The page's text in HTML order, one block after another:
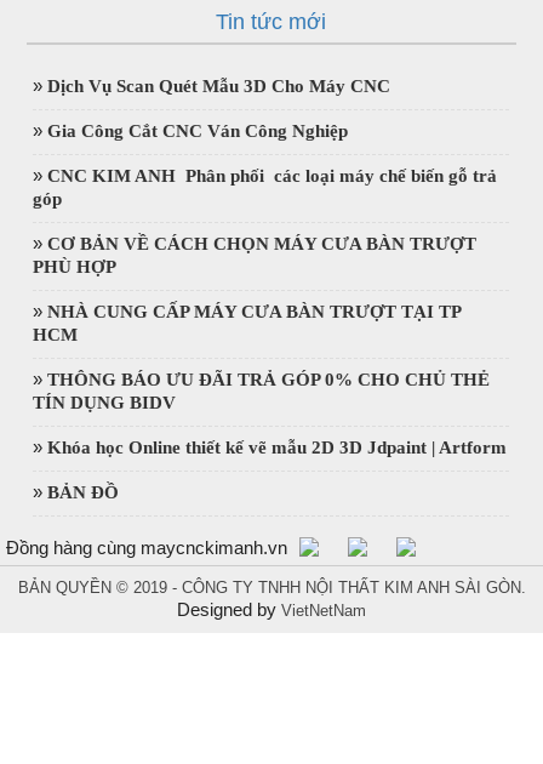
Tin tức mới
»Dịch Vụ Scan Quét Mẫu 3D Cho Máy CNC
»Gia Công Cắt CNC Ván Công Nghiệp
»CNC KIM ANH Phân phối các loại máy chế biến gỗ trả
góp
»CƠ BẢN VỀ CÁCH CHỌN MÁY CƯA BÀN TRƯỢT
PHÙ HỢP
»NHÀ CUNG CẤP MÁY CƯA BÀN TRƯỢT TẠI TP
HCM
»THÔNG BÁO ƯU ĐÃI TRẢ GÓP 0% CHO CHỦ THẺ
TÍN DỤNG BIDV
»Khóa học Online thiết kế vẽ mẫu 2D 3D Jdpaint | Artform
»BẢN ĐỒ
Đồng hàng cùng maycnckimanh.vn
BẢN QUYỀN © 2019 - CÔNG TY TNHH NỘI THẤT KIM ANH SÀI GÒN.
Designed by VietNetNam